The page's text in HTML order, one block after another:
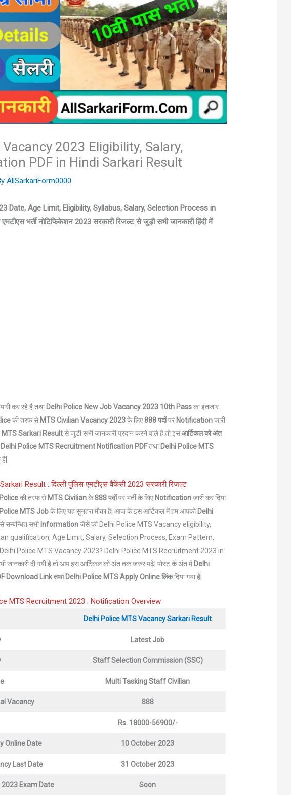
2023 Eligibility, Salary,
PDF in Hindi Sarkari Result
AllSarkariForm0000
Date, Age Limit, Eligibility, Syllabus, Salary, Selection Process in
भर्ती नोटिफिकेशन 2023 सरकारी रिजल्ट से जुड़ी सभी जानकारी हिंदी में
कर रहे है तथा Delhi Police New Job Vacancy 2023 10th Passका इंतजार
की तरफ सेMTS Civilian Vacancy 2023के लिए 888 पदोंपर Notificationजारी
MTSSarkari Resultसे जुडी सभी जानकारी प्रदान करने वाले है तो इसआर्टिकल को अंत
Delhi Police MTS Recruitment Notification PDFतथा Delhi Police MTS
है|
Result : दिल्ली पुलिस एमटीएस वैकेंसी 2023 सरकारी रिजल्ट
की तरफ से MTS Civilianके888 पदोंपर भर्ती के लिए Notificationजारी कर दिया
MTS Jobके लिए यह सुनहरा मौका है| आज के इस आर्टिकल में हम आपको Delhi
से सम्बन्धित सभी Informationजैसे की Delhi Police MTS Vacancy eligibility,
qualification, Age Limit, Salary, Selection Process, Exam Pattern,
Police MTS Vacancy 2023? Delhi Police MTS Recruitment 2023 in
जानकारी दी गयी है तो आप इस आर्टिकल को अंत तक जरुर पढ़े| पोस्ट के अंत में Delhi
Download Link तथा Delhi Police MTSApply Online लिंकदिया गया है|
MTS Recruitment 2023 : Notification Overview
Delhi Police MTS Vacancy Sarkari Result
Latest Job
Staff Selection Commission (SSC)
Multi Tasking Staff Civilian
Vacancy 888
Rs. 18000-56900/-
Online Date 10 October 2023
Last Date 31 October 2023
2023 Exam Date Soon